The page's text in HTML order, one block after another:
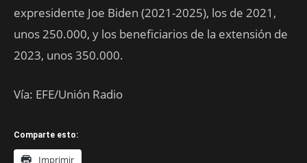
expresidente Joe Biden (2021-2025), los de 2021,
unos 250.000, y los beneficiarios de la extensión de
2023, unos 350.000.
Vía: EFE/Unión Radio
Comparte esto:
Imprimir